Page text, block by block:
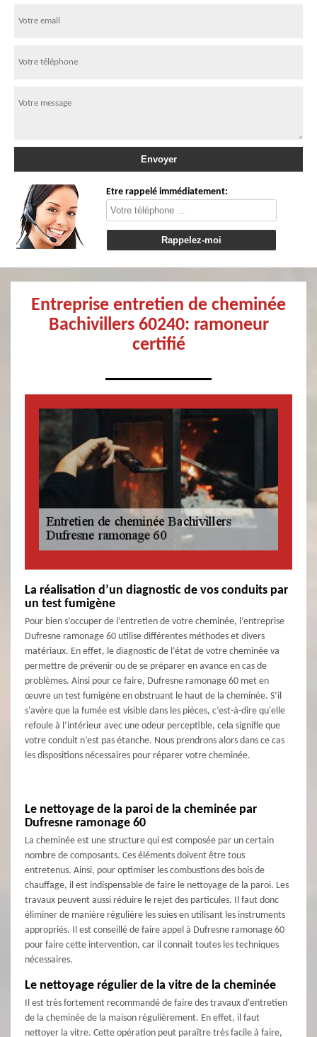
Etre rappelé immédiatement:
Entreprise entretien de cheminée
Bachivillers 60240: ramoneur
certifié
La réalisation d’un diagnostic de vos conduits par
un test fumigène
Pour bien s’occuper de l’entretien de votre cheminée, l’entreprise
Dufresne ramonage 60 utilise différentes méthodes et divers
matériaux. En effet, le diagnostic de l’état de votre cheminée va
permettre de prévenir ou de se préparer en avance en cas de
problèmes. Ainsi pour ce faire, Dufresne ramonage 60 met en
œuvre un test fumigène en obstruant le haut de la cheminée. S’il
s’avère que la fumée est visible dans les pièces, c’est-à-dire qu'elle
refoule à l’intérieur avec une odeur perceptible, cela signifie que
votre conduit n’est pas étanche. Nous prendrons alors dans ce cas
les dispositions nécessaires pour réparer votre cheminée.
Le nettoyage de la paroi de la cheminée par
Dufresne ramonage 60
La cheminée est une structure qui est composée par un certain
nombre de composants. Ces éléments doivent être tous
entretenus. Ainsi, pour optimiser les combustions des bois de
chauffage, il est indispensable de faire le nettoyage de la paroi. Les
travaux peuvent aussi réduire le rejet des particules. Il faut donc
éliminer de manière régulière les suies en utilisant les instruments
appropriés. Il est conseillé de faire appel à Dufresne ramonage 60
pour faire cette intervention, car il connait toutes les techniques
nécessaires.
Le nettoyage régulier de la vitre de la cheminée
Il est très fortement recommandé de faire des travaux d'entretien
de la cheminée de la maison régulièrement. En effet, il faut
nettoyer la vitre. Cette opération peut paraître très facile à faire,